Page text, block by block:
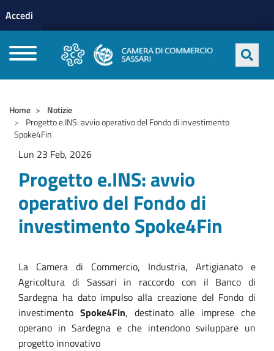
profilo utente
Accedi
Home
Notizie
Progetto e.INS: avvio operativo del Fondo di investimento
Spoke4Fin
Lun 23 Feb, 2026
Progetto e.INS: avvio
operativo del Fondo di
investimento Spoke4Fin
La Camera di Commercio, Industria, Artigianato e
Agricoltura di Sassari in raccordo con il Banco di
Sardegna ha dato impulso alla creazione del Fondo di
investimento Spoke4Fin, destinato alle imprese che
operano in Sardegna e che intendono sviluppare un
progetto innovativo